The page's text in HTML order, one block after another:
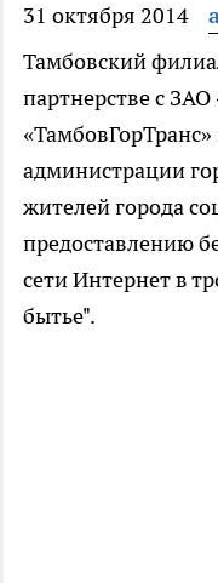
31 октября 2014
Тамбовский
партнерстве с
администрации
жителей города
предоставлению
сети Интернет в
бытье".